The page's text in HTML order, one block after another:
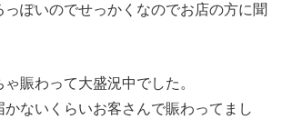
ぽいのでせっかくなのでお店の方に聞
賑わって大盛況中でした。
ないくらいお客さんで賑わってまし